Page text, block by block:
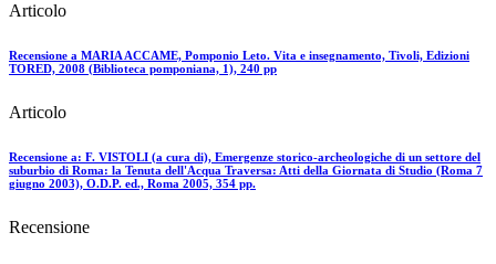
Articolo
Recensione a MARIA ACCAME, Pomponio Leto. Vita e insegnamento, Tivoli, Edizioni
TORED, 2008 (Biblioteca pomponiana, 1), 240 pp
Articolo
Recensione a: F. VISTOLI (a cura di), Emergenze storico-archeologiche di un settore del
suburbio di Roma: la Tenuta dell'Acqua Traversa: Atti della Giornata di Studio (Roma 7
giugno 2003), O.D.P. ed., Roma 2005, 354 pp.
Recensione